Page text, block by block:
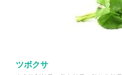
ツボクサ